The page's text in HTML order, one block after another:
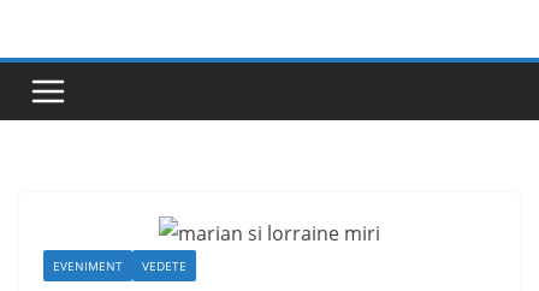
content
EVENIMENT VEDETE